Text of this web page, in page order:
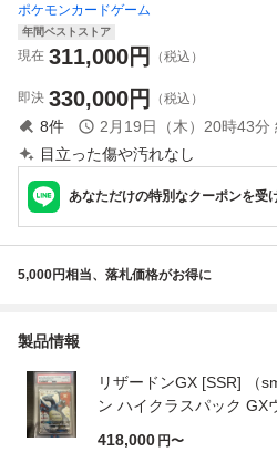
ポケモンカードゲーム
年間ベストストア
現在 311,000円 （税込）
即決 330,000円 （税込）
8件 2月19日（木）20時43分
目立った傷や汚れなし
あなただけの特別なクーポンを受
5,000円相当、落札価格がお得に
製品情報
リザードンGX [SSR] （
ン ハイクラスパック GX
418,000 円〜